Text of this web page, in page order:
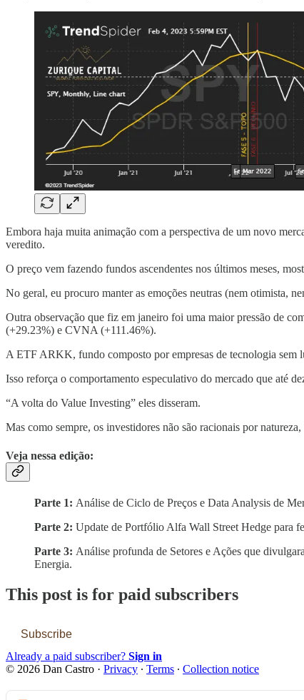
Embora haja muita animação com a perspectiva de um novo
veredito.
O preço vem fazendo fundos ascendentes nos últimos meses,
No geral, eu procuro manter as emoções neutras (nem otimista,
Outra observação que fiz em janeiro foi uma maior pressão de
(+29.23%) e CVNA (+111.46%).
A ETF ARKK, fundo composto por empresas de tecnologia sem
Isso reforça o comportamento especulativo do mercado que até
“A volta do Value Investing” eles disseram.
Mas como sempre, os investidores não são racionais por
Veja nessa edição:
Parte 1: Análise de Ciclo de Preços e Data Analysis de
Parte 2: Update de Portfólio Alfa Wall Street Hedge para
Parte 3: Análise profunda de Setores e Ações que
Energia.
This post is for paid subscribers
Subscribe
Already a paid subscriber? Sign in
© 2026 Dan Castro · Privacy ∙ Terms ∙ Collection notice